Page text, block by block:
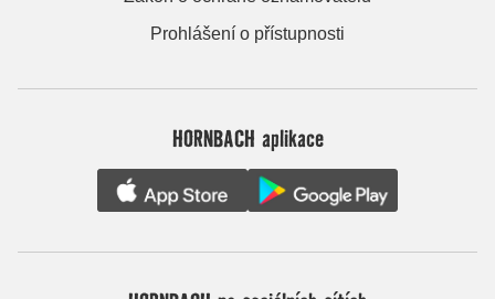
Prohlášení o přístupnosti
HORNBACH aplikace